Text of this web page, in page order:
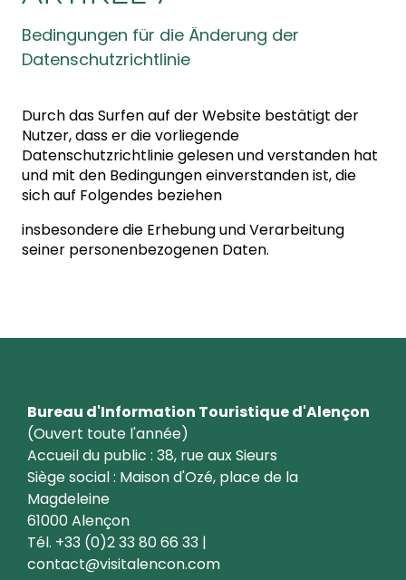
Bedingungen für die Änderung der
Datenschutzrichtlinie
Durch das Surfen auf der Website bestätigt der
Nutzer, dass er die vorliegende
Datenschutzrichtlinie gelesen und verstanden hat
und mit den Bedingungen einverstanden ist, die
sich auf Folgendes beziehen
insbesondere die Erhebung und Verarbeitung
seiner personenbezogenen Daten.
Bureau d'Information Touristique d'Alençon
(Ouvert toute l'année)
Accueil du public : 38, rue aux Sieurs
Siège social : Maison d'Ozé, place de la
Magdeleine
61000 Alençon
Tél. +33 (0)2 33 80 66 33 |
contact@visitalencon.com